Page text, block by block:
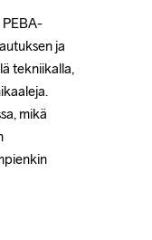
ja
tekniikalla,
mikä
ja
tekniikalla,
mikä